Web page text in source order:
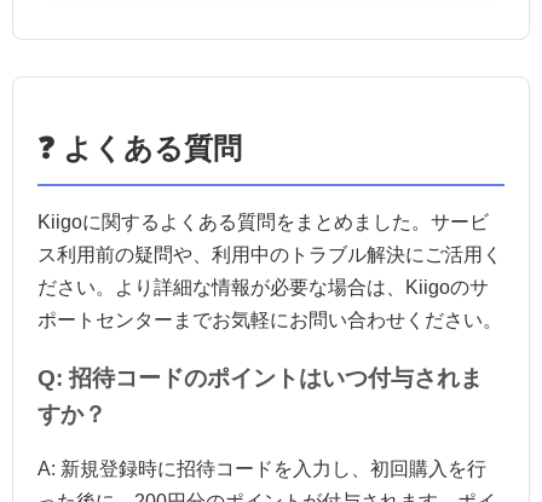
❓ よくある質問
Kiigoに関するよくある質問をまとめました。サービ
ス利用前の疑問や、利用中のトラブル解決にご活用く
ださい。より詳細な情報が必要な場合は、Kiigoのサ
ポートセンターまでお気軽にお問い合わせください。
Q: 招待コードのポイントはいつ付与されま
すか？
A: 新規登録時に招待コードを入力し、初回購入を行